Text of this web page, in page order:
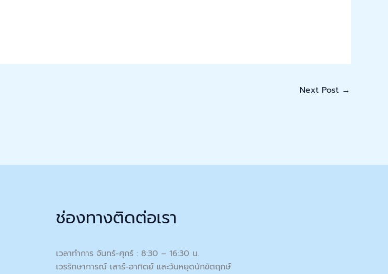
Next Post →
ช่องทางติดต่อเรา
เวลาทำการ จันทร์-ศุกร์ : 8:30 – 16:30 น.
เวรรักษาการณ์ เสาร์-อาทิตย์ และวันหยุดนักขัตฤกษ์